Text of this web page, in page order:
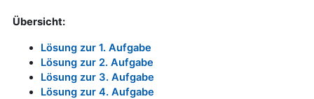
Übersicht:
Lösung zur 1. Aufgabe
Lösung zur 2. Aufgabe
Lösung zur 3. Aufgabe
Lösung zur 4. Aufgabe